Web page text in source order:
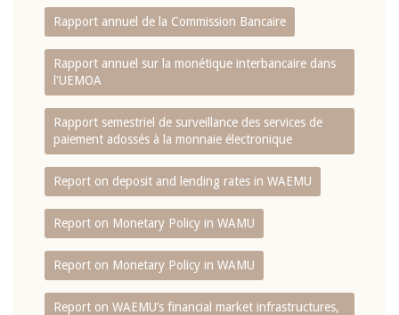
Rapport annuel de la Commission Bancaire
Rapport annuel sur la monétique interbancaire dans
l'UEMOA
Rapport semestriel de surveillance des services de
paiement adossés à la monnaie électronique
Report on deposit and lending rates in WAEMU
Report on Monetary Policy in WAMU
Report on Monetary Policy in WAMU
Report on WAEMU’s financial market infrastructures,